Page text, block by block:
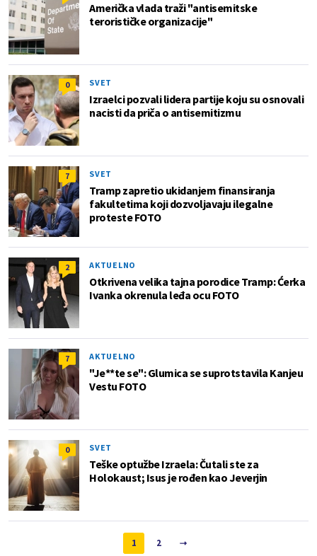
Američka vlada traži "antisemitske
terorističke organizacije"
0 SVET
Izraelci pozvali lidera partije koju su osnovali
nacisti da priča o antisemitizmu
7 SVET
Tramp zapretio ukidanjem finansiranja
fakultetima koji dozvoljavaju ilegalne
proteste FOTO
2 AKTUELNO
Otkrivena velika tajna porodice Tramp: Ćerka
Ivanka okrenula leđa ocu FOTO
7 AKTUELNO
"Je**te se": Glumica se suprotstavila Kanjeu
Vestu FOTO
0 SVET
Teške optužbe Izraela: Čutali ste za
Holokaust; Isus je rođen kao Jeverjin
1 2